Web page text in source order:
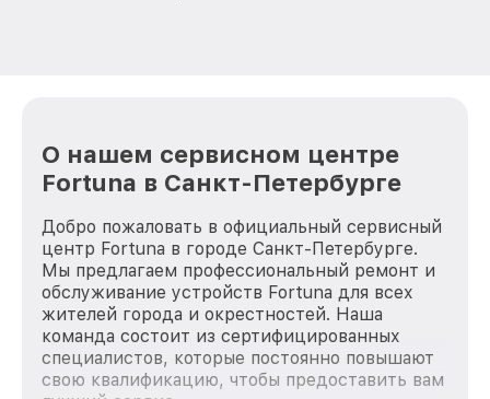
О нашем сервисном центре
Fortuna в Санкт-Петербурге
Добро пожаловать в официальный сервисный
центр Fortuna в городе Санкт-Петербурге.
Мы предлагаем профессиональный ремонт и
обслуживание устройств Fortuna для всех
жителей города и окрестностей. Наша
команда состоит из сертифицированных
специалистов, которые постоянно повышают
свою квалификацию, чтобы предоставить вам